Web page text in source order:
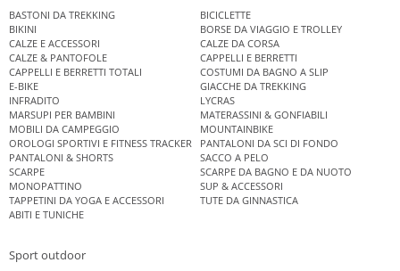
BASTONI DA TREKKING
BICICLETTE
BIKINI
BORSE DA VIAGGIO E TROLLEY
CALZE E ACCESSORI
CALZE DA CORSA
CALZE & PANTOFOLE
CAPPELLI E BERRETTI
CAPPELLI E BERRETTI TOTALI
COSTUMI DA BAGNO A SLIP
E-BIKE
GIACCHE DA TREKKING
INFRADITO
LYCRAS
MARSUPI PER BAMBINI
MATERASSINI & GONFIABILI
MOBILI DA CAMPEGGIO
MOUNTAINBIKE
OROLOGI SPORTIVI E FITNESS TRACKER
PANTALONI DA SCI DI FONDO
PANTALONI & SHORTS
SACCO A PELO
SCARPE
SCARPE DA BAGNO E DA NUOTO
MONOPATTINO
SUP & ACCESSORI
TAPPETINI DA YOGA E ACCESSORI
TUTE DA GINNASTICA
ABITI E TUNICHE
Sport outdoor